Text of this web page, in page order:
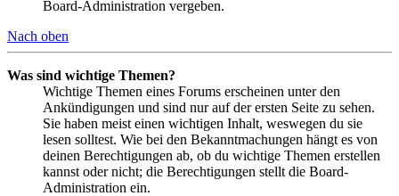
Board-Administration vergeben.
Nach oben
Was sind wichtige Themen?
Wichtige Themen eines Forums erscheinen unter den
Ankündigungen und sind nur auf der ersten Seite zu sehen.
Sie haben meist einen wichtigen Inhalt, weswegen du sie
lesen solltest. Wie bei den Bekanntmachungen hängt es von
deinen Berechtigungen ab, ob du wichtige Themen erstellen
kannst oder nicht; die Berechtigungen stellt die Board-
Administration ein.